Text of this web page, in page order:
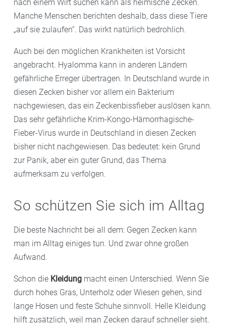
nach einem Wirt suchen kann als heimische Zecken.
Manche Menschen berichten deshalb, dass diese Tiere
„auf sie zulaufen“. Das wirkt natürlich bedrohlich.
Auch bei den möglichen Krankheiten ist Vorsicht
angebracht. Hyalomma kann in anderen Ländern
gefährliche Erreger übertragen. In Deutschland wurde in
diesen Zecken bisher vor allem ein Bakterium
nachgewiesen, das ein Zeckenbissfieber auslösen kann.
Das sehr gefährliche Krim-Kongo-Hämorrhagische-
Fieber-Virus wurde in Deutschland in diesen Zecken
bisher nicht nachgewiesen. Das bedeutet: kein Grund
zur Panik, aber ein guter Grund, das Thema
aufmerksam zu verfolgen.
So schützen Sie sich im Alltag
Die beste Nachricht bei all dem: Gegen Zecken kann
man im Alltag einiges tun. Und zwar ohne großen
Aufwand.
Schon die Kleidung macht einen Unterschied. Wenn Sie
durch hohes Gras, Unterholz oder Wiesen gehen, sind
lange Hosen und feste Schuhe sinnvoll. Helle Kleidung
hilft zusätzlich, weil man Zecken darauf schneller sieht.